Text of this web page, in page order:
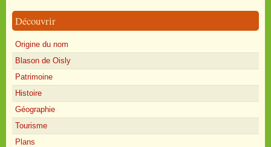
Découvrir
Origine du nom
Blason de Oisly
Patrimoine
Histoire
Géographie
Tourisme
Plans